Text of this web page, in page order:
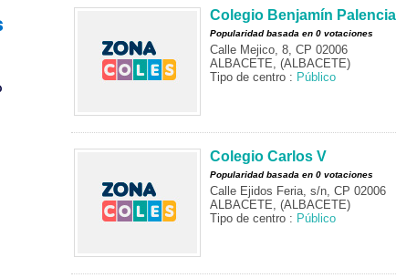
Colegio Benjamín Palencia
Popularidad basada en 0 votaciones
Calle Mejico, 8, CP 02006
ALBACETE, (ALBACETE)
Tipo de centro : Público
Colegio Carlos V
Popularidad basada en 0 votaciones
Calle Ejidos Feria, s/n, CP 02006
ALBACETE, (ALBACETE)
Tipo de centro : Público